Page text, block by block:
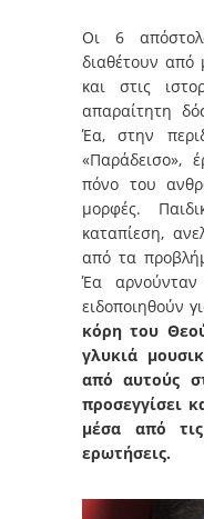
Οι 6
διαθέτουν από
και στις
απαραίτητη
Έα, στην
«Παράδεισο»,
πόνο του
μορφές.
καταπίεση,
από τα
Έα αρνούνταν
ειδοποιηθούν
κόρη του
γλυκιά
από αυτούς
προσεγγίσει
μέσα από
ερωτήσεις.